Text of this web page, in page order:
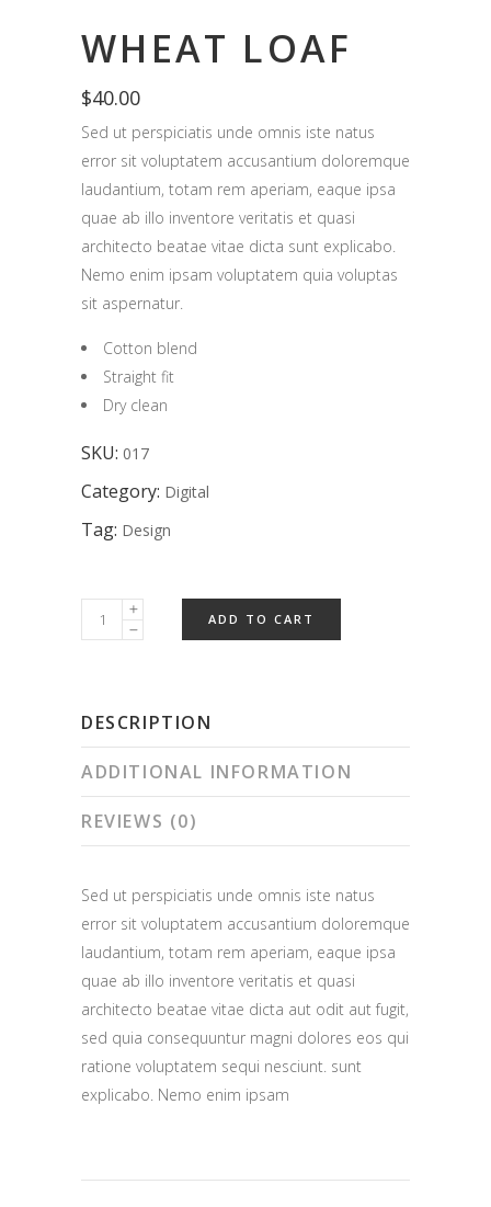
WHEAT LOAF
$40.00
Sed ut perspiciatis unde omnis iste natus
error sit voluptatem accusantium doloremque
laudantium, totam rem aperiam, eaque ipsa
quae ab illo inventore veritatis et quasi
architecto beatae vitae dicta sunt explicabo.
Nemo enim ipsam voluptatem quia voluptas
sit aspernatur.
Cotton blend
Straight fit
Dry clean
SKU: 017
Category: Digital
Tag: Design
Wheat
Loaf
ADD TO CART
DESCRIPTION
ADDITIONAL INFORMATION
REVIEWS (0)
Sed ut perspiciatis unde omnis iste natus
error sit voluptatem accusantium doloremque
laudantium, totam rem aperiam, eaque ipsa
quae ab illo inventore veritatis et quasi
architecto beatae vitae dicta aut odit aut fugit,
sed quia consequuntur magni dolores eos qui
ratione voluptatem sequi nesciunt. sunt
explicabo. Nemo enim ipsam